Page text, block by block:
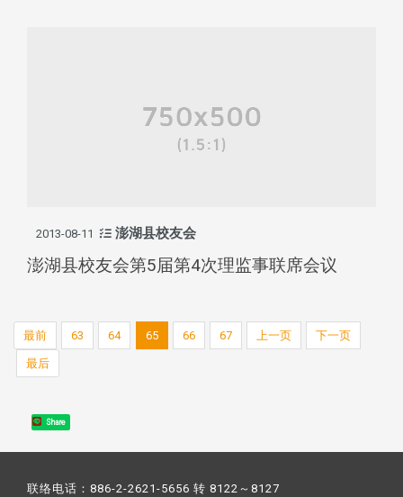
2013-08-11 澎湖县校友会
澎湖县校友会第5届第4次理监事联席会议
最前 63 64 65 66 67 上一页 下一页
最后
Share
联络电话：886-2-2621-5656 转 8122～8127